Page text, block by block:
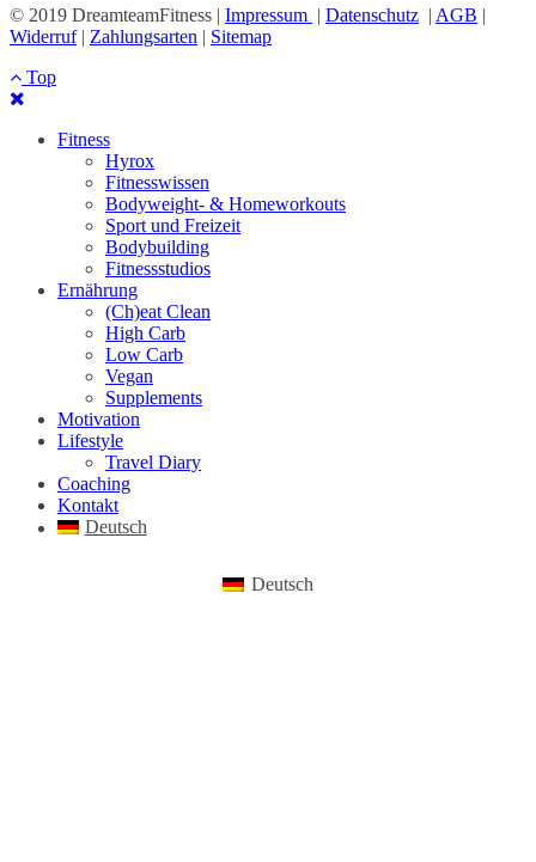
© 2019 DreamteamFitness | Impressum | Datenschutz | AGB |
Widerruf| Zahlungsarten | Sitemap
Top
Fitness
Hyrox
Fitnesswissen
Bodyweight- & Homeworkouts
Sport und Freizeit
Bodybuilding
Fitnessstudios
Ernährung
(Ch)eat Clean
High Carb
Low Carb
Vegan
Supplements
Motivation
Lifestyle
Travel Diary
Coaching
Kontakt
Deutsch
Deutsch